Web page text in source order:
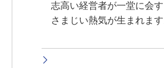
志高い経営者が一堂に会
さまじい熱気が生まれます